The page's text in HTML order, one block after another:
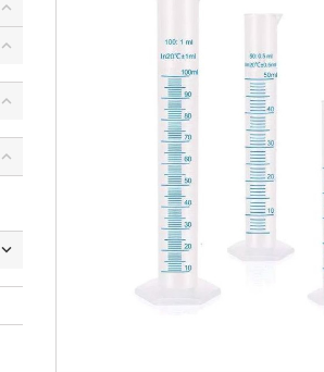
Анализаторы мочи
Биохимические анализаторы
Видеокольпоскопы
Видеоэндоскопические системы
Гематологические анализаторы
Инкубаторы для новорожденных
ИФА-анализаторы и вошеры
Коагулометрия